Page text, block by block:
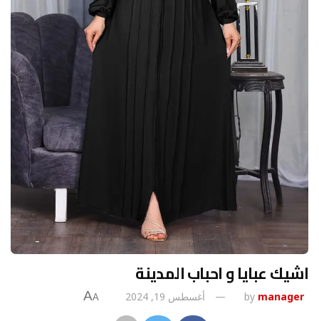
اشيك عبايا و احباب المدينة
by manager أغسطس 19, 2024 A
A